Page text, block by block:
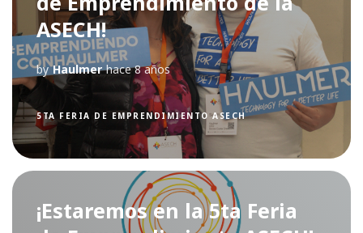
ASECH!
by Haulmer hace 8 años
5TA FERIA DE EMPRENDIMIENTO ASECH
¡Estaremos en la 5ta Feria